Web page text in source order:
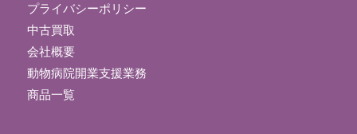
プライバシーポリシー
中古買取
会社概要
動物病院開業支援業務
商品一覧